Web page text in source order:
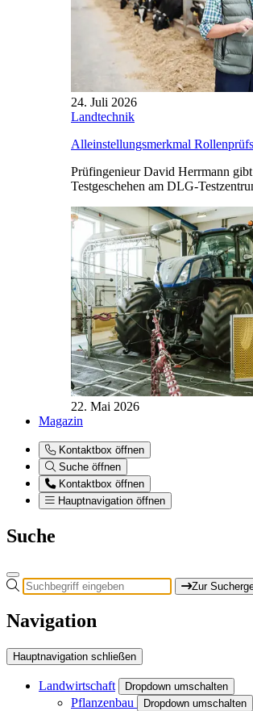
24. Juli 2026
Landtechnik
Alleinstellungsmerkmal
Prüfingenieur David Herrmann
Testgeschehen am DLG-
22. Mai 2026
Magazin
Kontaktbox öffnen
Suche öffnen
Kontaktbox öffnen
Hauptnavigation öffnen
Suche
Zur
Navigation
Hauptnavigation schließen
Landwirtschaft Dropdown umschalten
Pflanzenbau Dropdown umschalten